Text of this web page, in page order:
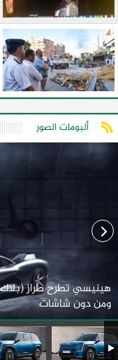
ألبومات الصور
ومن دون شاشات